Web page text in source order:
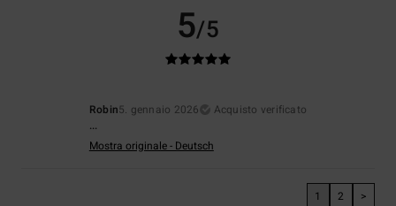
5/5
Robin5. gennaio 2026
Acquisto verificato
...
Mostra originale - Deutsch
1 2 >